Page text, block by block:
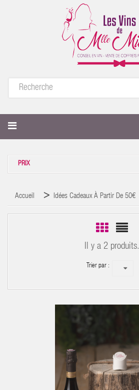
PRIX
Accueil Idées Cadeaux À Partir De 50€
Il y a 2 produits.
Trier par :